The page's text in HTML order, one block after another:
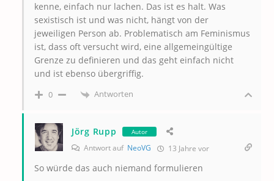
kenne, einfach nur lachen. Das ist es halt. Was
sexistisch ist und was nicht, hängt von der
jeweiligen Person ab. Problematisch am Feminismus
ist, dass oft versucht wird, eine allgemeingültige
Grenze zu definieren und das geht einfach nicht
und ist ebenso übergriffig.
0 Antworten
Jörg Rupp Autor
Antwort auf NeoVG 13 Jahre vor
So würde das auch niemand formulieren